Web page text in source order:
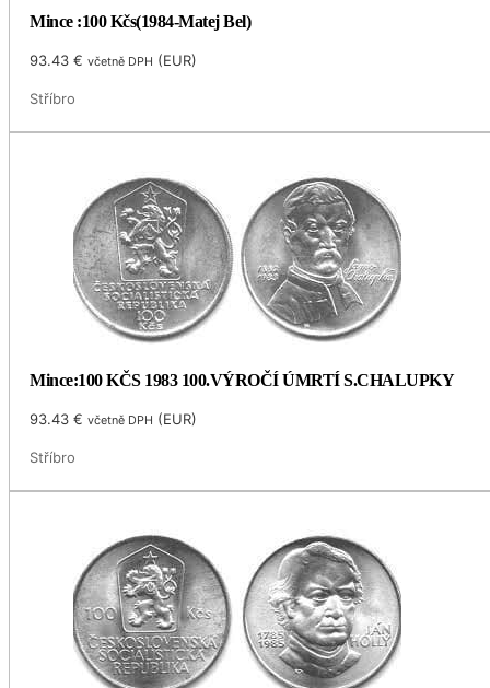
Mince :100 Kčs(1984-Matej Bel)
93.43€ včetně DPH (EUR)
Stříbro
Mince:100 KČS 1983 100.VÝROČÍ ÚMRTÍ S.CHALUPKY
93.43€ včetně DPH (EUR)
Stříbro